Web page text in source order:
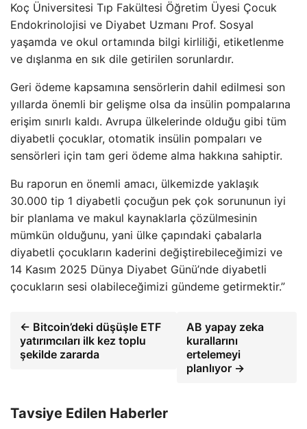
Koç Üniversitesi Tıp Fakültesi Öğretim Üyesi Çocuk
Endokrinolojisi ve Diyabet Uzmanı Prof. Sosyal
yaşamda ve okul ortamında bilgi kirliliği, etiketlenme
ve dışlanma en sık dile getirilen sorunlardır.
Geri ödeme kapsamına sensörlerin dahil edilmesi son
yıllarda önemli bir gelişme olsa da insülin pompalarına
erişim sınırlı kaldı. Avrupa ülkelerinde olduğu gibi tüm
diyabetli çocuklar, otomatik insülin pompaları ve
sensörleri için tam geri ödeme alma hakkına sahiptir.
Bu raporun en önemli amacı, ülkemizde yaklaşık
30.000 tip 1 diyabetli çocuğun pek çok sorununun iyi
bir planlama ve makul kaynaklarla çözülmesinin
mümkün olduğunu, yani ülke çapındaki çabalarla
diyabetli çocukların kaderini değiştirebileceğimizi ve
14 Kasım 2025 Dünya Diyabet Günü’nde diyabetli
çocukların sesi olabileceğimizi gündeme getirmektir.”
← Bitcoin’deki düşüşle ETF
yatırımcıları ilk kez toplu
şekilde zararda
AB yapay zeka
kurallarını
ertelemeyi
planlıyor →
Tavsiye Edilen Haberler